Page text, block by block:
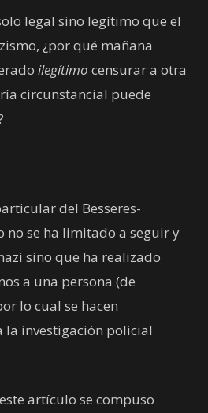
legal sino legítimo que el
¿por qué mañana
ilegítimo censurar a otra
circunstancial puede
del Besseres-
no se ha limitado a seguir y
sino que ha realizado
a una persona (de
lo cual se hacen
la investigación policial
artículo se compuso